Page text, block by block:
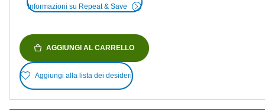
Informazioni su Repeat & Save
AGGIUNGI AL CARRELLO
Aggiungi alla lista dei desideri